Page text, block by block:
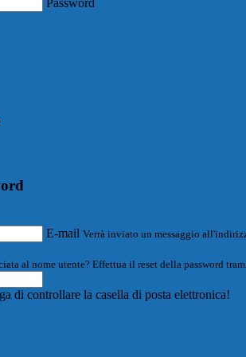
Password
E-mail Verrà inviato un messaggio
al nome utente? Effettua il reset della password
di controllare la casella di posta elettronica!